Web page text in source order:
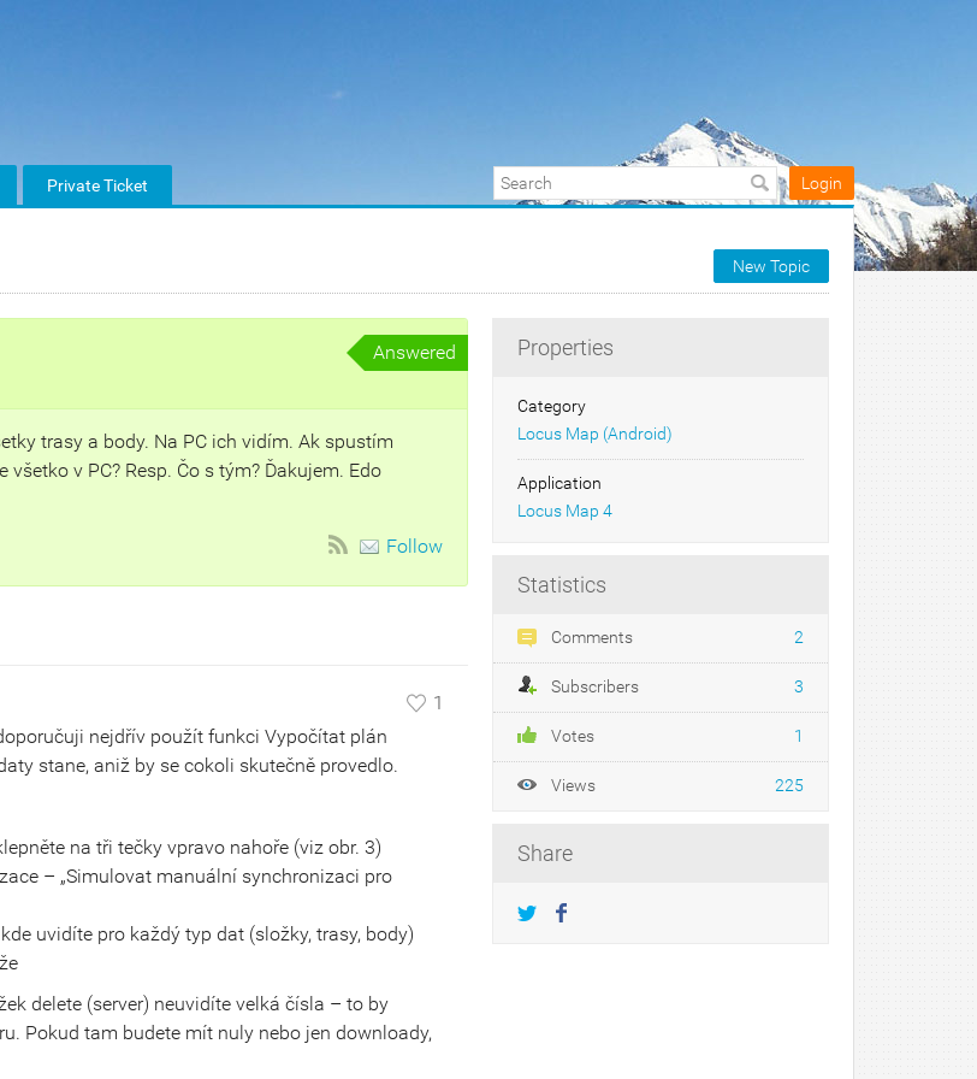
Private Ticket Login
New Topic
Properties
Category
Locus Map (Android)
Application
Locus Map 4
Statistics
Comments 2
Subscribers 3
Votes 1
Views 225
Share
Answered
trasy a body. Na PC ich vidím. Ak spustím
v PC? Resp. Čo s tým? Ďakujem. Edo
Follow
1
nejdřív použít funkci Vypočítat plán
stane, aniž by se cokoli skutečně provedlo.
na tři tečky vpravo nahoře (viz obr. 3)
– „Simulovat manuální synchronizaci pro
uvidíte pro každý typ dat (složky, trasy, body)
delete (server) neuvidíte velká čísla – to by
Pokud tam budete mít nuly nebo jen downloady,